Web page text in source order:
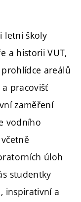
letní školy
a historii VUT,
prohlídce areálů
a pracovišť
zaměření
vodního
úloh
studentky
inspirativní a